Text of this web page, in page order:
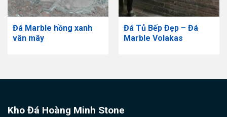
Đá Marble hồng xanh
vân mây
Đá Tủ Bếp Đẹp – Đá
Marble Volakas
Kho Đá Hoàng Minh Stone